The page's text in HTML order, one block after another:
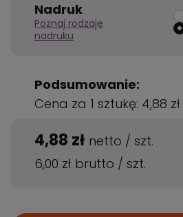
Nadruk
Poznaj rodzaje
nadruku
Podsumowanie:
Cena za 1 sztukę: 4,88 zł
4,88 zł netto / szt.
6,00 zł brutto / szt.